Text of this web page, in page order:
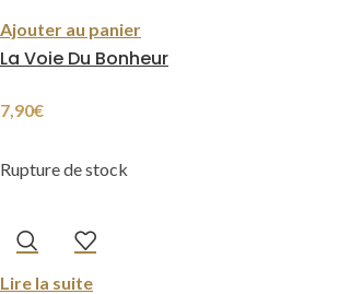
Ajouter au panier
La Voie Du Bonheur
7,90€
Rupture de stock
Lire la suite